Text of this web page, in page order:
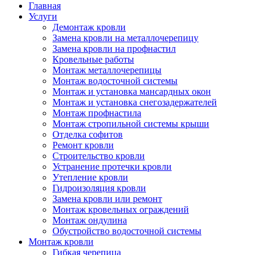
Главная
Услуги
Демонтаж кровли
Замена кровли на металлочерепицу
Замена кровли на профнастил
Кровельные работы
Монтаж металлочерепицы
Монтаж водосточной системы
Монтаж и установка мансардных окон
Монтаж и установка снегозадержателей
Монтаж профнастила
Монтаж стропильной системы крыши
Отделка софитов
Ремонт кровли
Строительство кровли
Устранение протечки кровли
Утепление кровли
Гидроизоляция кровли
Замена кровли или ремонт
Монтаж кровельных ограждений
Монтаж ондулина
Обустройство водосточной системы
Монтаж кровли
Гибкая черепица